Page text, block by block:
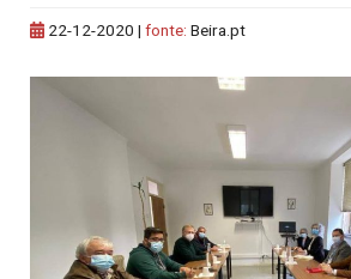
22-12-2020 | fonte: Beira.pt